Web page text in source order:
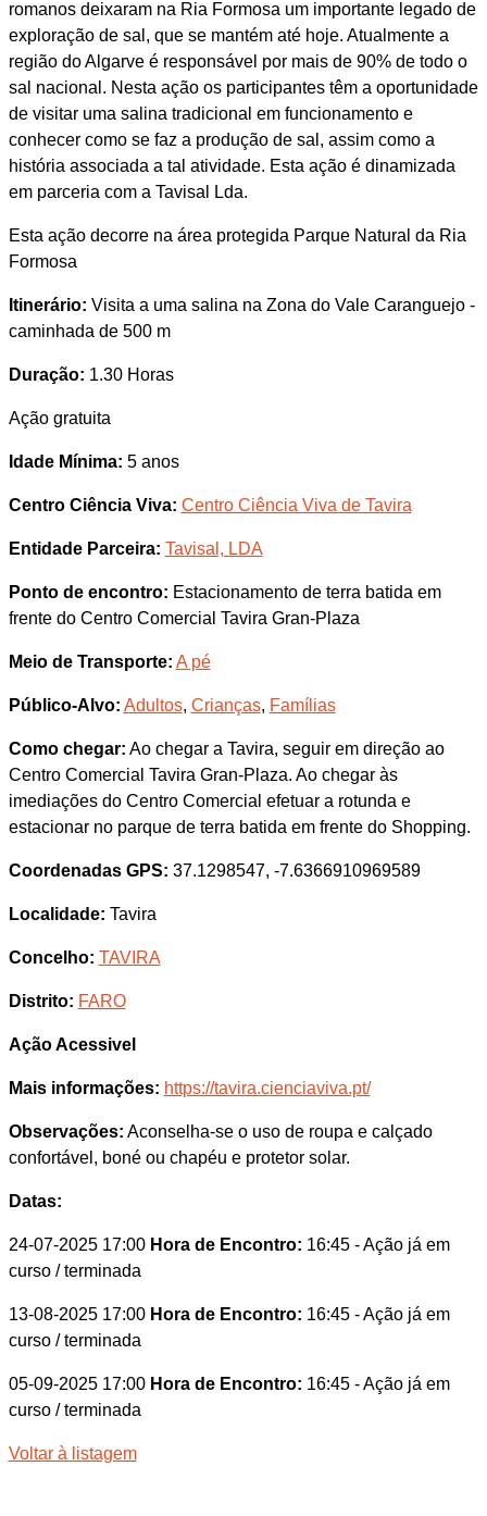
romanos deixaram na Ria Formosa um importante legado de
exploração de sal, que se mantém até hoje. Atualmente a
região do Algarve é responsável por mais de 90% de todo o
sal nacional. Nesta ação os participantes têm a oportunidade
de visitar uma salina tradicional em funcionamento e
conhecer como se faz a produção de sal, assim como a
história associada a tal atividade. Esta ação é dinamizada
em parceria com a Tavisal Lda.
Esta ação decorre na área protegida Parque Natural da Ria
Formosa
Itinerário: Visita a uma salina na Zona do Vale Caranguejo -
caminhada de 500 m
Duração: 1.30 Horas
Ação gratuita
Idade Mínima: 5 anos
Centro Ciência Viva: Centro Ciência Viva de Tavira
Entidade Parceira: Tavisal, LDA
Ponto de encontro: Estacionamento de terra batida em
frente do Centro Comercial Tavira Gran-Plaza
Meio de Transporte: A pé
Público-Alvo: Adultos, Crianças, Famílias
Como chegar: Ao chegar a Tavira, seguir em direção ao
Centro Comercial Tavira Gran-Plaza. Ao chegar às
imediações do Centro Comercial efetuar a rotunda e
estacionar no parque de terra batida em frente do Shopping.
Coordenadas GPS: 37.1298547, -7.6366910969589
Localidade: Tavira
Concelho: TAVIRA
Distrito: FARO
Ação Acessivel
Mais informações: https://tavira.cienciaviva.pt/
Observações: Aconselha-se o uso de roupa e calçado
confortável, boné ou chapéu e protetor solar.
Datas:
24-07-2025 17:00 Hora de Encontro: 16:45 - Ação já em
curso / terminada
13-08-2025 17:00 Hora de Encontro: 16:45 - Ação já em
curso / terminada
05-09-2025 17:00 Hora de Encontro: 16:45 - Ação já em
curso / terminada
Voltar à listagem